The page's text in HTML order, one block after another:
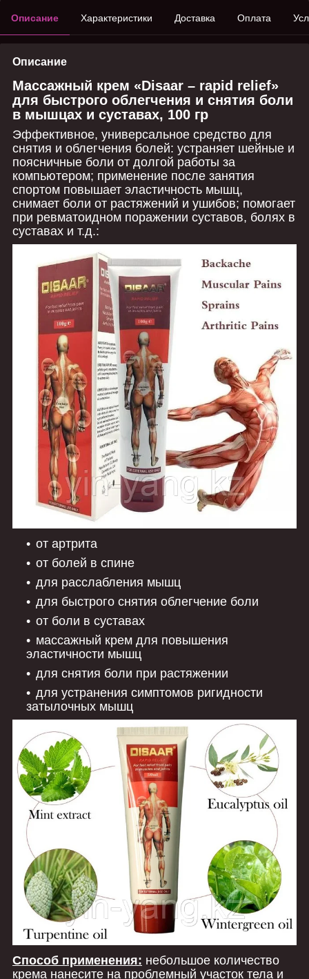
Описание Характеристики Доставка Оплата
Описание
Массажный крем «Disaar – rapid relief»
для быстрого облегчения и снятия боли
в мышцах и суставах, 100 гр
Эффективное, универсальное средство для
снятия и облегчения болей: устраняет шейные и
поясничные боли от долгой работы за
компьютером; применение после занятия
спортом повышает эластичность мышц,
снимает боли от растяжений и ушибов; помогает
при ревматоидном поражении суставов, болях в
суставах и т.д.:
от артрита
от болей в спине
для расслабления мышц
для быстрого снятия облегчение боли
от боли в суставах
массажный крем для повышения
эластичности мышц
для снятия боли при растяжении
для устранения симптомов ригидности
затылочных мышц
Способ применения: небольшое количество
крема нанесите на проблемный участок тела и